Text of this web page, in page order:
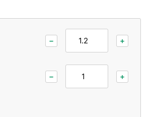
Сопутствующие товары
− +
− +